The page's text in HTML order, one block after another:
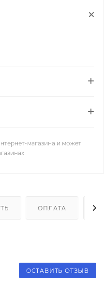
магазина и может
ОПЛАТА
ОСТАВИТЬ ОТЗЫВ